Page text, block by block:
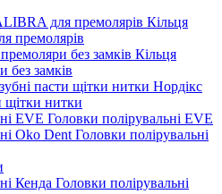
Кільця
премолярів
Кільця
без замків
Нордікс
щітки нитки
Головки полірувальні EVE
Головки полірувальні
Головки полірувальні